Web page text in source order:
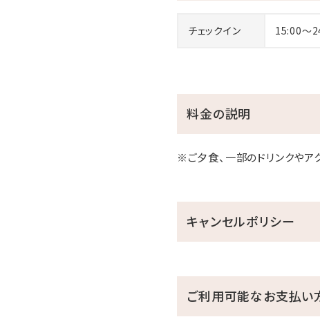
チェックイン 15:00～
料金の説明
※ご夕食、一部のドリンクやア
キャンセルポリシー
ご利用可能なお支払い